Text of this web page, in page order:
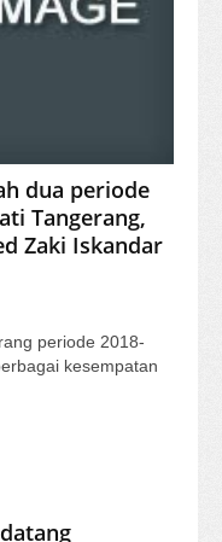
dua periode
Tangerang,
Zaki Iskandar
periode 2018-
kesempatan